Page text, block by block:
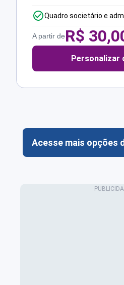
Quadro societário e
A partir deR$
Personalizar
Acesse mais opções